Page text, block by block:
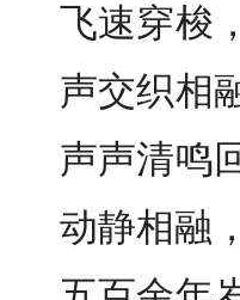
飞速穿梭
声交织相
声声清鸣
动静相融